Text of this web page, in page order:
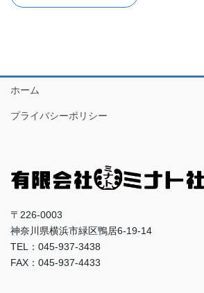
ホーム
プライバシーポリシー
〒226-0003
神奈川県横浜市緑区鴨居6-19-14
TEL：045-937-3438
FAX：045-937-4433